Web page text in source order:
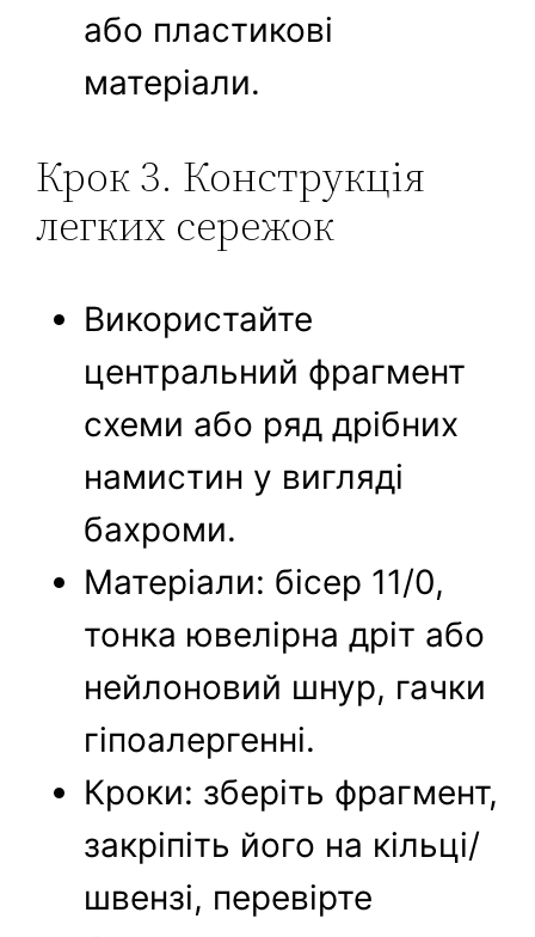
або пластикові
матеріали.
Крок 3. Конструкція
легких сережок
Використайте
центральний фрагмент
схеми або ряд дрібних
намистин у вигляді
бахроми.
Матеріали: бісер 11/0,
тонка ювелірна дріт або
нейлоновий шнур, гачки
гіпоалергенні.
Кроки: зберіть фрагмент,
закріпіть його на кільці/
швензі, перевірте